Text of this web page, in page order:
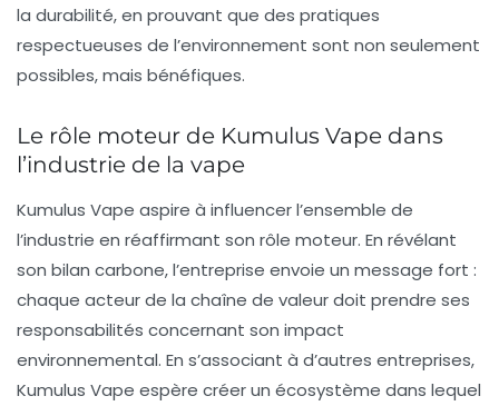
la durabilité, en prouvant que des pratiques
respectueuses de l’environnement sont non seulement
possibles, mais bénéfiques.
Le rôle moteur de Kumulus Vape dans
l’industrie de la vape
Kumulus Vape aspire à influencer l’ensemble de
l’industrie en réaffirmant son rôle moteur. En révélant
son bilan carbone, l’entreprise envoie un message fort :
chaque acteur de la chaîne de valeur doit prendre ses
responsabilités concernant son impact
environnemental. En s’associant à d’autres entreprises,
Kumulus Vape espère créer un écosystème dans lequel